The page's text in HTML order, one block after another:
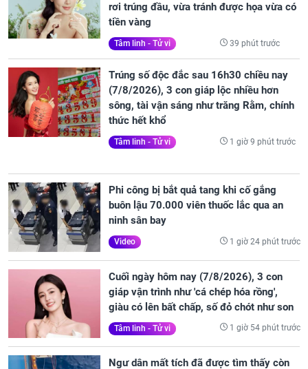
rơi trúng đầu, vừa tránh được họa vừa có
tiền vàng
Tâm linh - Tử vi 39 phút trước
Trúng số độc đắc sau 16h30 chiều nay
(7/8/2026), 3 con giáp lộc nhiều hơn
sông, tài vận sáng như trăng Rằm, chính
thức hết khổ
Tâm linh - Tử vi 1 giờ 9 phút trước
Phi công bị bắt quả tang khi cố gắng
buôn lậu 70.000 viên thuốc lắc qua an
ninh sân bay
Video 1 giờ 24 phút trước
Cuối ngày hôm nay (7/8/2026), 3 con
giáp vận trình như 'cá chép hóa rồng',
giàu có lên bất chấp, số đỏ chót như son
Tâm linh - Tử vi 1 giờ 54 phút trước
Ngư dân mất tích đã được tìm thấy còn